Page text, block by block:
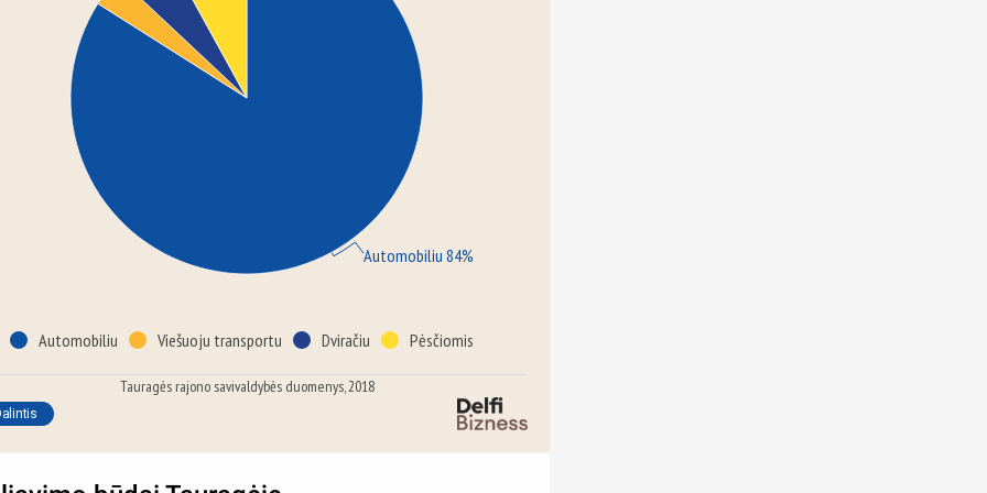
Automobiliu 84%
Automobiliu Viešuoju transportu Dviračiu Pėsčiomis
Tauragės rajono savivaldybės duomenys, 2018